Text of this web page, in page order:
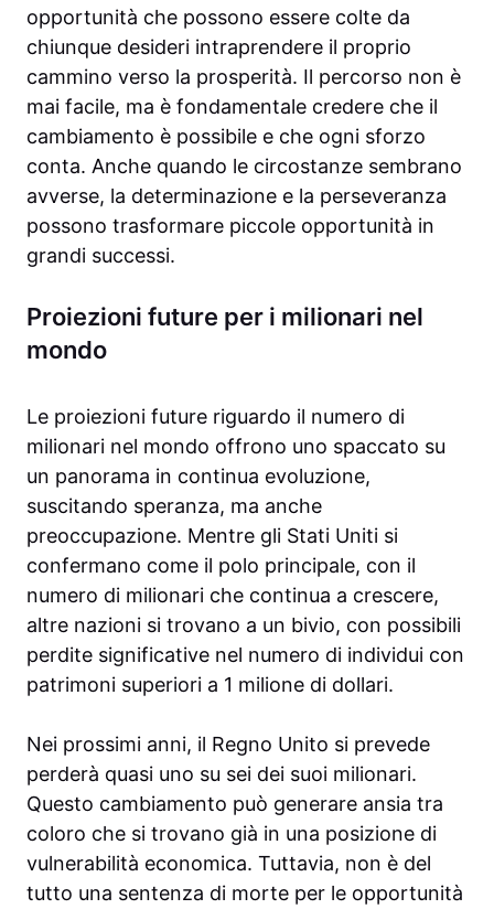
opportunità che possono essere colte da
chiunque desideri intraprendere il proprio
cammino verso la prosperità. Il percorso non è
mai facile, ma è fondamentale credere che il
cambiamento è possibile e che ogni sforzo
conta. Anche quando le circostanze sembrano
avverse, la determinazione e la perseveranza
possono trasformare piccole opportunità in
grandi successi.
Proiezioni future per i milionari nel
mondo
Le proiezioni future riguardo il numero di
milionari nel mondo offrono uno spaccato su
un panorama in continua evoluzione,
suscitando speranza, ma anche
preoccupazione. Mentre gli Stati Uniti si
confermano come il polo principale, con il
numero di milionari che continua a crescere,
altre nazioni si trovano a un bivio, con possibili
perdite significative nel numero di individui con
patrimoni superiori a 1 milione di dollari.
Nei prossimi anni, il Regno Unito si prevede
perderà quasi uno su sei dei suoi milionari.
Questo cambiamento può generare ansia tra
coloro che si trovano già in una posizione di
vulnerabilità economica. Tuttavia, non è del
tutto una sentenza di morte per le opportunità